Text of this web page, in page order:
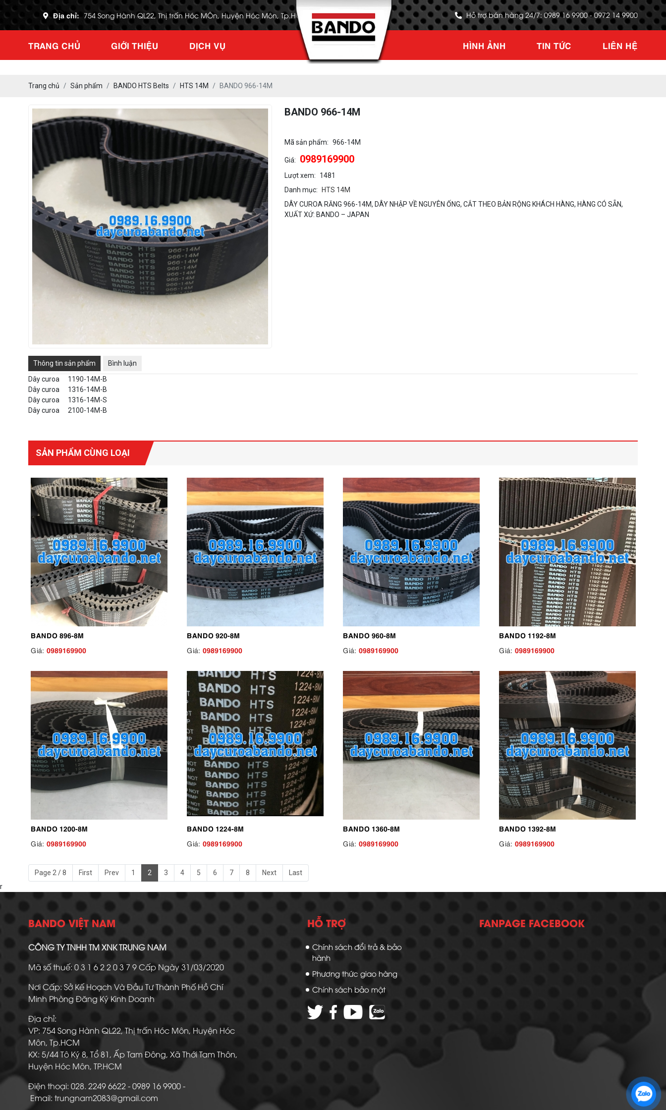
Địa chỉ: 754 Song Hành QL22, Thị trấn Hóc MÔn, Huyện Hóc Môn, Tp.HCM Hỗ trợ bán hàng 24/7: 0989 16 9900 - 0972 14 9900
TRANG CHỦ GIỚI THIỆU DỊCH VỤ HÌNH ẢNH TIN TỨC LIÊN HỆ
Trang chủ Sản phẩm BANDO HTS Belts HTS 14M BANDO 966-14M
BANDO 966-14M
Mã sản phẩm: 966-14M
Giá: 0989169900
Lượt xem:
1481
Danh mục:
HTS 14M
DÂY CUROA RĂNG 966-14M, DÂY NHẬP VỀ NGUYÊN ỐNG, CẮT THEO BẢN RỘNG KHÁCH HÀNG, HÀNG CÓ SẴN,
XUẤT XỨ: BANDO – JAPAN
Thông tin sản phẩm
Bình luận
Dây curoa
1190-14M-B
Dây curoa
1316-14M-B
Dây curoa
1316-14M-S
Dây curoa
2100-14M-B
SẢN PHẨM CÙNG LOẠI
BANDO 896-8M
Giá: 0989169900
BANDO 920-8M
Giá: 0989169900
BANDO 960-8M
Giá: 0989169900
BANDO 1192-8M
Giá: 0989169900
BANDO 1200-8M
Giá: 0989169900
BANDO 1224-8M
Giá: 0989169900
BANDO 1360-8M
Giá: 0989169900
BANDO 1392-8M
Giá: 0989169900
Page 2 / 8 First Prev 1 2 3 4 5 6 7 8 Next
Last
r
BANDO VIỆT NAM
CÔNG TY TNHH TM XNK TRUNG NAM
Mã số thuế: 0 3 1 6 2 2 0 3 7 9 Cấp Ngày 31/03/2020
Nơi Cấp: Sở Kế Hoạch Và Đầu Tư Thành Phố Hồ Chí
Minh Phòng Đăng Ký Kinh Doanh
Địa chỉ:
VP: 754 Song Hành QL22, Thị trấn Hóc Môn, Huyện Hóc
Môn, Tp.HCM
KX: 5/44 Tô Ký 8, Tổ 81, Ấp Tam Đông, Xã Thới Tam Thôn,
Huyện Hóc Môn, TP.HCM
Điện thoại: 028. 2249 6622 - 0989 16 9900 -
Email: trungnam2083@gmail.com
HỖ TRỢ
Chính sách đổi trả & bảo
hành
Phương thức giao hàng
Chính sách bảo mật
FANPAGE FACEBOOK
Zalo 2: 0972 14 9900